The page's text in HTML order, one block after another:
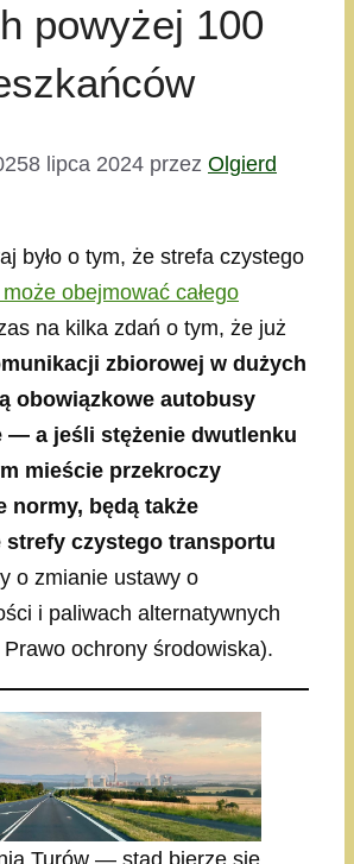
powyżej 100
8 lipca 2024 przez Olgierd
było o tym, że strefa czystego
obejmować całego
na kilka zdań o tym, że już
zbiorowej w dużych
obowiązkowe autobusy
— a jeśli stężenie dwutlenku
mieście przekroczy
normy, będą także
czystego transportu
o zmianie ustawy o
i paliwach alternatywnych
ochrony środowiska).